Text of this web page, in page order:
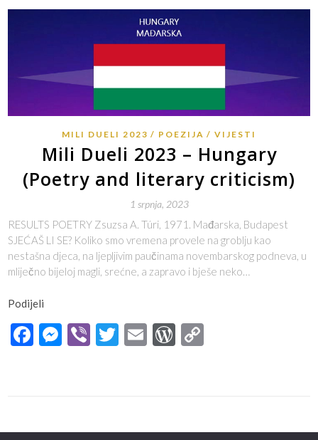
MILI DUELI 2023 POEZIJA VIJESTI
Mili Dueli 2023 – Hungary
(Poetry and literary criticism)
1 srpnja, 2023
RESULTS POETRY Zsuzsa A. Túri, 1971. Mađarska, Budapest
SJEĆAŠ LI SE? Koliko smo vremena provele na groblju kao
nestašna djeca, na ljepljivim paučinama novembarskog podneva, u
mliječno bijeloj magli, srećne, a zapravo i bješe neko…
Podijeli
Facebook
Messenger
ViberTwitter
EmailWordPress